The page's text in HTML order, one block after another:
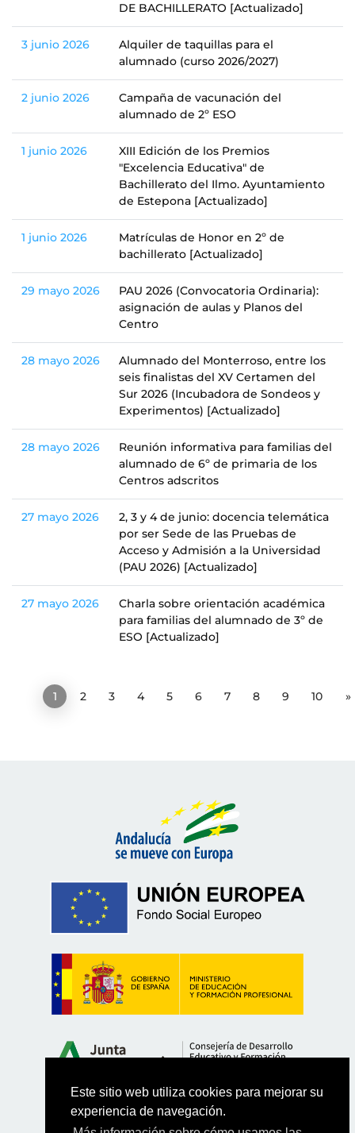
Este sitio web utiliza cookies para mejorar su
experiencia de navegación.
DE BACHILLERATO [Actualizado]
3 junio 2026
Alquiler de taquillas para el
alumnado (curso 2026/2027)
2 junio 2026
Campaña de vacunación del
alumnado de 2º ESO
1 junio 2026
XIII Edición de los Premios
"Excelencia Educativa" de
Bachillerato del Ilmo. Ayuntamiento
de Estepona [Actualizado]
1 junio 2026
Matrículas de Honor en 2º de
bachillerato [Actualizado]
29 mayo 2026
PAU 2026 (Convocatoria Ordinaria):
asignación de aulas y Planos del
Centro
28 mayo 2026
Alumnado del Monterroso, entre los
seis finalistas del XV Certamen del
Sur 2026 (Incubadora de Sondeos y
Experimentos) [Actualizado]
28 mayo 2026
Reunión informativa para familias del
alumnado de 6º de primaria de los
Centros adscritos
27 mayo 2026
2, 3 y 4 de junio: docencia telemática
por ser Sede de las Pruebas de
Acceso y Admisión a la Universidad
(PAU 2026) [Actualizado]
27 mayo 2026
Charla sobre orientación académica
para familias del alumnado de 3º de
ESO [Actualizado]
1 2 3 4 5 6 7 8 9 10 »